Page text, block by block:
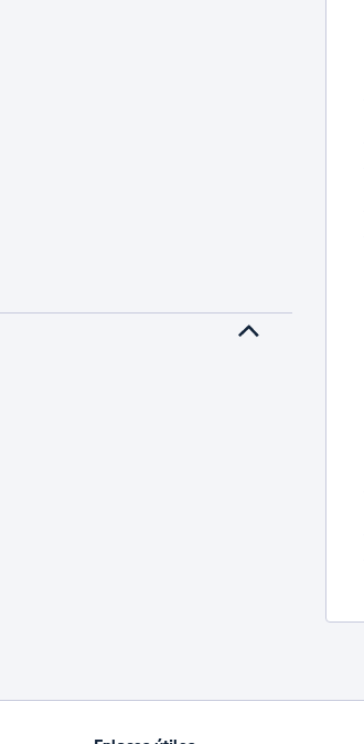
de anuncios oficiales